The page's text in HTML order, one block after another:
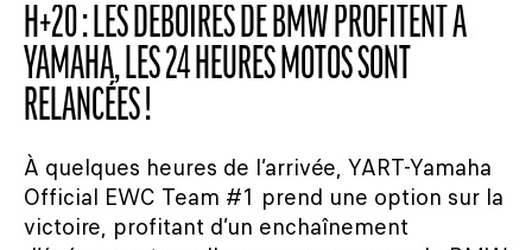
H+20 : LES DÉBOIRES DE BMW PROFITENT À
YAMAHA, LES 24 HEURES MOTOS SONT
RELANCÉES !
À quelques heures de l’arrivée, YART-Yamaha
Official EWC Team #1 prend une option sur la
victoire, profitant d’un enchaînement